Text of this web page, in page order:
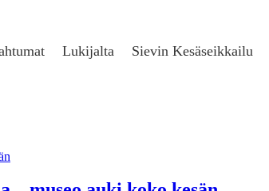
Lukijalta Sievin Kesäseikkailu